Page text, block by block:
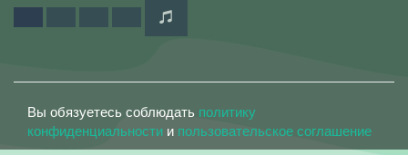
Вы обязуетесь соблюдать политику
конфиденциальности и пользовательское соглашение